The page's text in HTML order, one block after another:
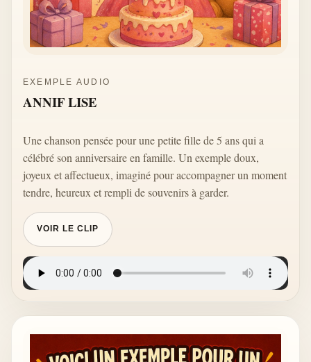
EXEMPLE AUDIO
ANNIF LISE
Une chanson pensée pour une petite fille de 5 ans qui a
célébré son anniversaire en famille. Un exemple doux,
joyeux et affectueux, imaginé pour accompagner un moment
tendre, heureux et rempli de souvenirs à garder.
VOIR LE CLIP